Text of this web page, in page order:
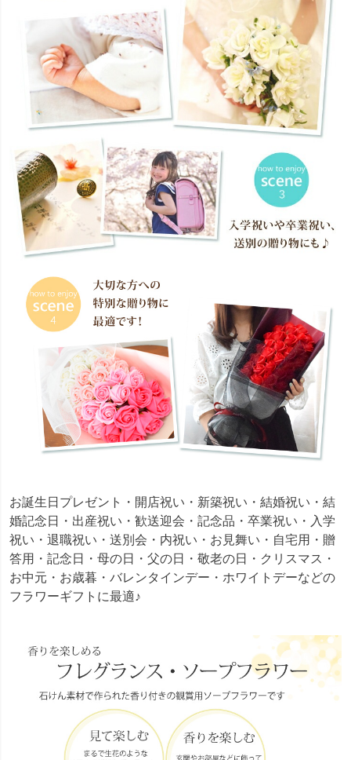
お誕生日プレゼント・開店祝い・新築祝い・結婚祝い・結
婚記念日・出産祝い・歓送迎会・記念品・卒業祝い・入学
祝い・退職祝い・送別会・内祝い・お見舞い・自宅用・贈
答用・記念日・母の日・父の日・敬老の日・クリスマス・
お中元・お歳暮・バレンタインデー・ホワイトデーなどの
フラワーギフトに最適♪